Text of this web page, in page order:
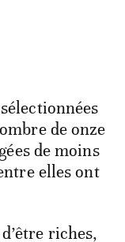
de onze
de moins
elles ont
riches,